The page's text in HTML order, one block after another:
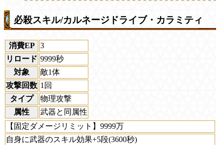
必殺スキル/カルネージドライブ・カラミティ
消費EP
3
リロード 9999秒
対象
敵1体
攻撃回数 1回
タイプ
物理攻撃
属性
武器と同属性
【固定ダメージリミット】9999万
自身に武器のスキル効果+5段(3600秒)